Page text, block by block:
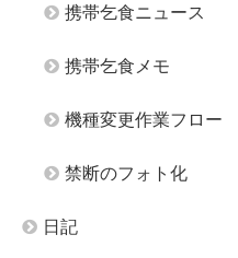
携帯乞食ニュース
携帯乞食メモ
機種変更作業フロー
禁断のフォト化
日記